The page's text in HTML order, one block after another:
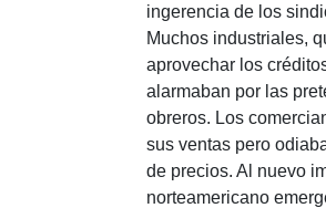
ingerencia de los
Muchos industriales,
aprovechar los
alarmaban por las
obreros. Los
sus ventas pero
de precios. Al nuevo
norteamericano